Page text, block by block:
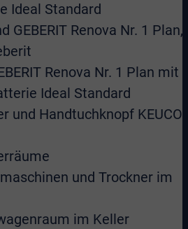
Ideal Standard
GEBERIT Renova Nr. 1 Plan,
Renova Nr. 1 Plan mit
Ideal Standard
und Handtuchknopf KEUCO
und Trockner im
im Keller